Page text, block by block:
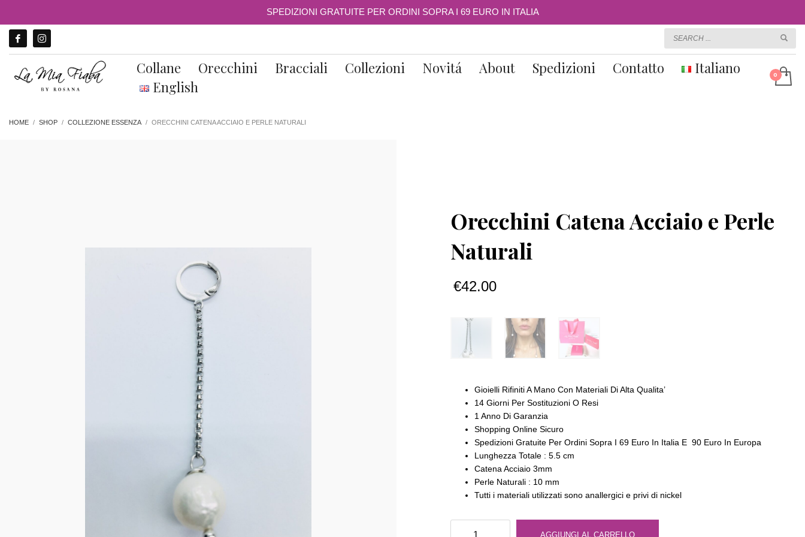
SPEDIZIONI GRATUITE PER ORDINI SOPRA I 69 EURO IN ITALIA
Collane Orecchini Bracciali Collezioni Novitá About Spedizioni Contatto
Italiano
English
HOME SHOP COLLEZIONE ESSENZA ORECCHINI CATENA ACCIAIO E PERLE NATURALI
Orecchini Catena Acciaio e Perle
Naturali
€42.00
Gioielli Rifiniti A Mano Con Materiali Di Alta Qualita’
14 Giorni Per Sostituzioni O Resi
1 Anno Di Garanzia
Shopping Online Sicuro
Spedizioni Gratuite Per Ordini Sopra I 69 Euro In Italia E 90 Euro In Europa
Lunghezza Totale : 5.5 cm
Catena Acciaio 3mm
Perle Naturali : 10 mm
Tutti i materiali utilizzati sono anallergici e privi di nickel
AGGIUNGI AL CARRELLO